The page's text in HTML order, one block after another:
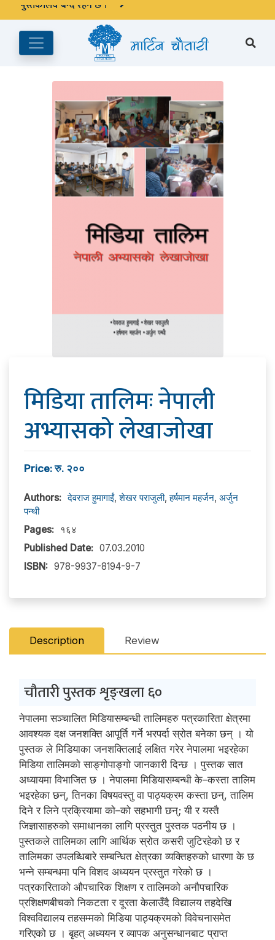
अङ्ग्रेजी महिनाको प्रत्येक दोस्रो र चौथो शुक्रबार मार्टिन चौतारी र यसको
पुस्तकालय बन्द रहने छ ।
मिडिया तालिमः नेपाली
अभ्यासको लेखाजोखा
Price: रु. २००
Authors: देवराज हुमागाईं,शेखर पराजुली,हर्षमान महर्जन, अर्जुन
पन्थी
Pages: १६४
Published Date: 07.03.2010
ISBN: 978-9937-8194-9-7
Description Review
चौतारी पुस्तक शृङ्खला ६०
नेपालमा सञ्चालित मिडियासम्बन्धी तालिमहरु पत्रकारिता क्षेत्रमा
आवश्यक दक्ष जनशक्ति आपूर्ति गर्ने भरपर्दा स्रोत बनेका छन् । यो
पुस्तक ले मिडियाका जनशक्तिलाई लक्षित गरेर नेपालमा भइरहेका
मिडिया तालिमको साङ्गोपाङ्गो जानकारी दिन्छ । पुस्तक सात
अध्यायमा विभाजित छ । नेपालमा मिडियासम्बन्धी के–कस्ता तालिम
भइरहेका छन्, तिनका विषयवस्तु वा पाठ्यक्रम कस्ता छन्, तालिम
दिने र लिने प्रक्रियामा को–को सहभागी छन्; यी र यस्तै
जिज्ञासाहरुको समाधानका लागि प्रस्तुत पुस्तक पठनीय छ ।
पुस्तकले तालिमका लागि आर्थिक स्रोत कसरी जुटिरहेको छ र
तालिमका उपलब्धिबारे सम्बन्धित क्षेत्रका व्यक्तिहरुको धारणा के छ
भन्ने सम्बन्धमा पनि विशद अध्ययन प्रस्तुत गरेको छ ।
पत्रकारिताको औपचारिक शिक्षण र तालिमको अनौपचारिक
प्रशिक्षणबीचको निकटता र दूरता केलाउँदै विद्यालय तहदेखि
विश्वविद्यालय तहसम्मको मिडिया पाठ्यक्रमको विवेचनासमेत
गरिएको छ । बृहत् अध्ययन र व्यापक अनुसन्धानबाट प्राप्त